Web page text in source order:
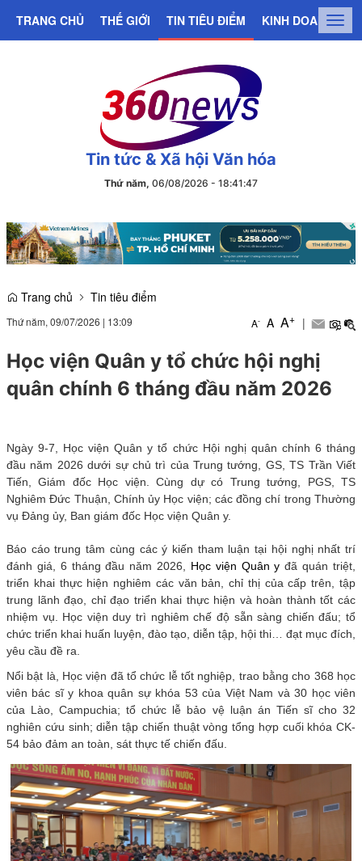
TRANG CHỦ THẾ GIỚI TIN TIÊU ĐIỂM KINH DOANH
Tin tức & Xã hội Văn hóa
Thứ năm, 06/08/2026 - 18:41:48
Trang chủ Tin tiêu điểm
Thứ năm, 09/07/2026 | 13:09 A- A A+ |
Học viện Quân y tổ chức hội nghị
quân chính 6 tháng đầu năm 2026
Ngày 9-7, Học viện Quân y tổ chức Hội nghị quân chính 6 tháng
đầu năm 2026 dưới sự chủ trì của Trung tướng, GS, TS Trần Viết
Tiến, Giám đốc Học viện. Cùng dự có Trung tướng, PGS, TS
Nghiêm Đức Thuận, Chính ủy Học viện; các đồng chí trong Thường
vụ Đảng ủy, Ban giám đốc Học viện Quân y.
Báo cáo trung tâm cùng các ý kiến tham luận tại hội nghị nhất trí
đánh giá, 6 tháng đầu năm 2026, Học viện Quân y đã quán triệt,
triển khai thực hiện nghiêm các văn bản, chỉ thị của cấp trên, tập
trung lãnh đạo, chỉ đạo triển khai thực hiện và hoàn thành tốt các
nhiệm vụ. Học viện duy trì nghiêm chế độ sẵn sàng chiến đấu; tổ
chức triển khai huấn luyện, đào tạo, diễn tập, hội thi… đạt mục đích,
yêu cầu đề ra.
Nổi bật là, Học viện đã tổ chức lễ tốt nghiệp, trao bằng cho 368 học
viên bác sĩ y khoa quân sự khóa 53 của Việt Nam và 30 học viên
của Lào, Campuchia; tổ chức lễ bảo vệ luận án Tiến sĩ cho 32
nghiên cứu sinh; diễn tập chiến thuật vòng tổng hợp cuối khóa CK-
54 bảo đảm an toàn, sát thực tế chiến đấu.